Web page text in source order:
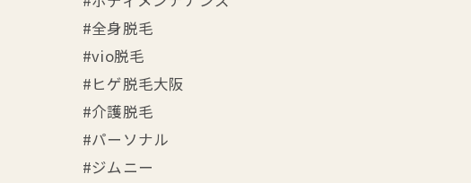
#全身脱毛
#vio脱毛
#ヒゲ脱毛大阪
#介護脱毛
#パーソナル
#ジムニー